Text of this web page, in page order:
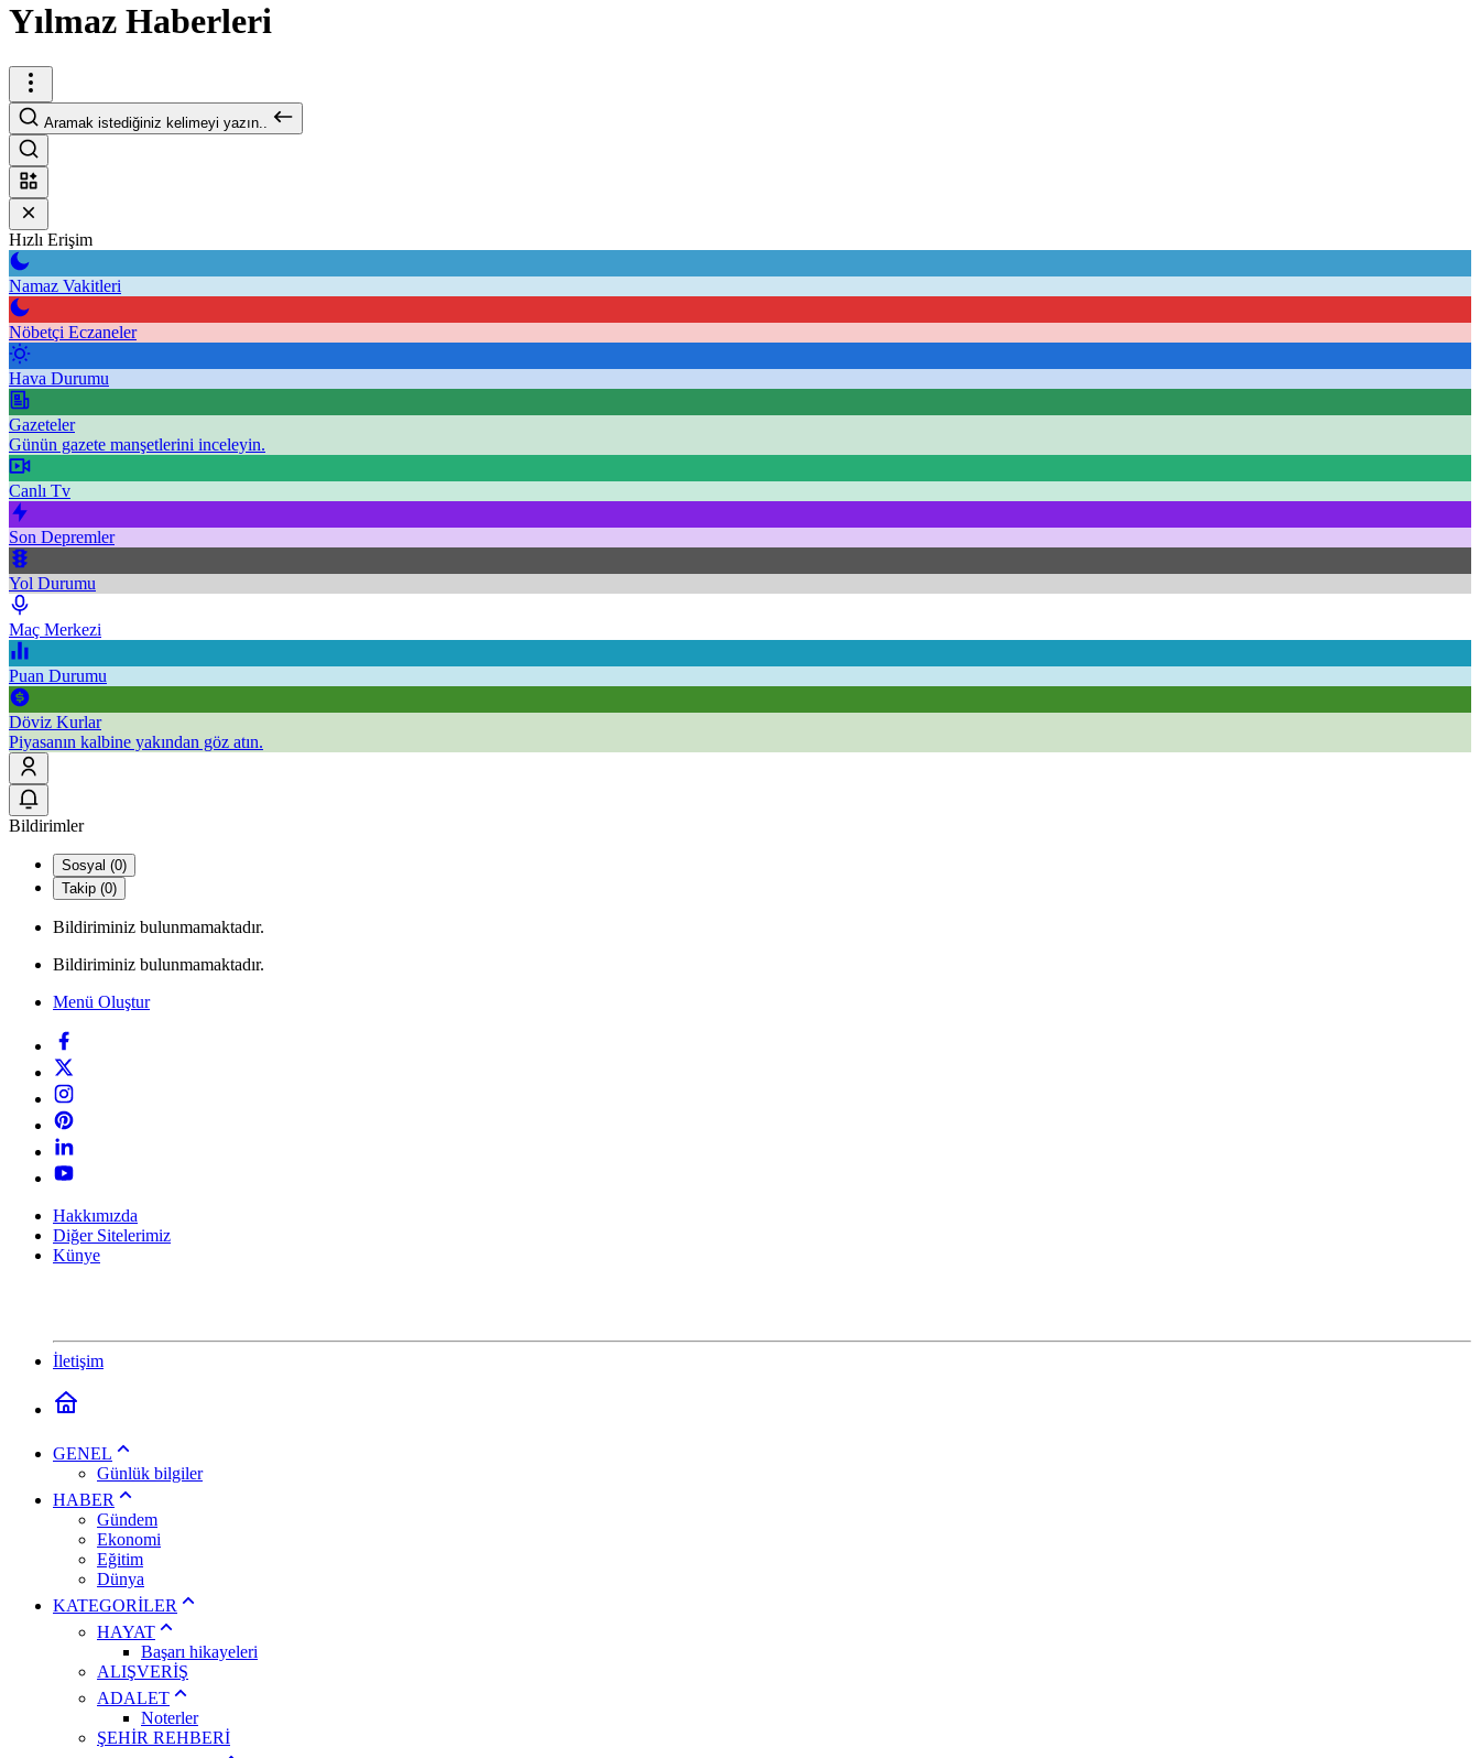
Yılmaz Haberleri
Aramak istediğiniz kelimeyi yazın..
Hızlı Erişim
Namaz Vakitleri
Nöbetçi Eczaneler
Hava Durumu
Gazeteler
Günün gazete manşetlerini inceleyin.
Canlı Tv
Son Depremler
Yol Durumu
Maç Merkezi
Puan Durumu
Döviz Kurlar
Piyasanın kalbine yakından göz atın.
Bildirimler
Sosyal (0)
Takip (0)
Bildiriminiz bulunmamaktadır.
Bildiriminiz bulunmamaktadır.
Menü Oluştur
Hakkımızda
Diğer Sitelerimiz
Künye
İletişim
GENEL
Günlük bilgiler
HABER
Gündem
Ekonomi
Eğitim
Dünya
KATEGORİLER
HAYAT
Başarı hikayeleri
ALIŞVERİŞ
ADALET
Noterler
ŞEHİR REHBERİ